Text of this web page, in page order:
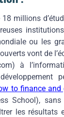
millions
institutions
ou les
vont de
à
to finance
School),
les résultats